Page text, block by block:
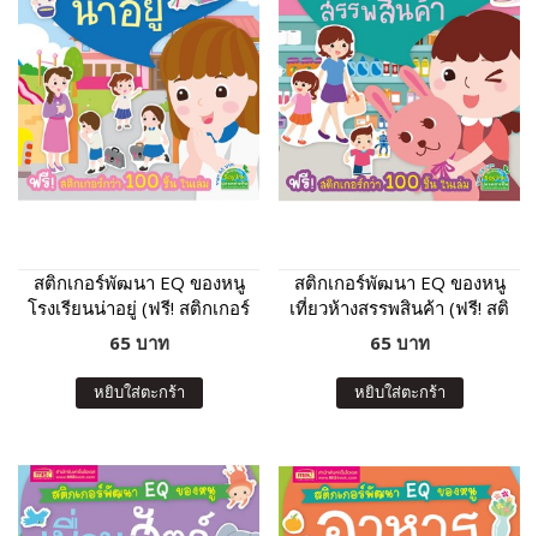
สติกเกอร์พัฒนา EQ ของหนู
โรงเรียนน่าอยู่ (ฟรี! สติกเกอร์
กว่า 100 ชิ้น ในเล่ม)
65 บาท
หยิบใส่ตะกร้า
สติกเกอร์พัฒนา EQ ของหนู
เที่ยวห้างสรรพสินค้า (ฟรี! สติ
กเกอร์กว่า 100 ชิ้น ในเล่ม)
65 บาท
หยิบใส่ตะกร้า